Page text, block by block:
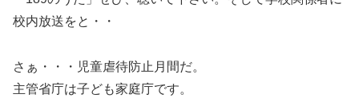
校内放送をと・・
さぁ・・・児童虐待防止月間だ。
主管省庁は子ども家庭庁です。